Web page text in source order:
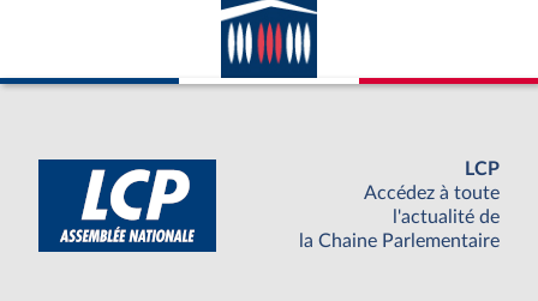
LCP
Accédez à toute
l'actualité de
la Chaine Parlementaire